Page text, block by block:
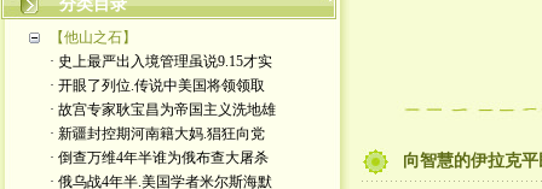
分类目录
【他山之石】
· 史上最严出入境管理虽说9.15才实
· 开眼了列位.传说中美国将领领取
· 故宫专家耿宝昌为帝国主义洗地雄
· 新疆封控期河南籍大妈.猖狂向党
· 倒查万维4年半谁为俄布查大屠杀
· 俄乌战4年半.美国学者米尔斯海默
向智慧的伊拉克